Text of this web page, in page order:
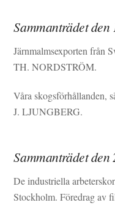
Sammanträdet den
Järnmalmsexporten från
TH. NORDSTRÖM.
Våra skogsförhållanden,
J. LJUNGBERG.
Sammanträdet den
De industriella
Stockholm. Föredrag av